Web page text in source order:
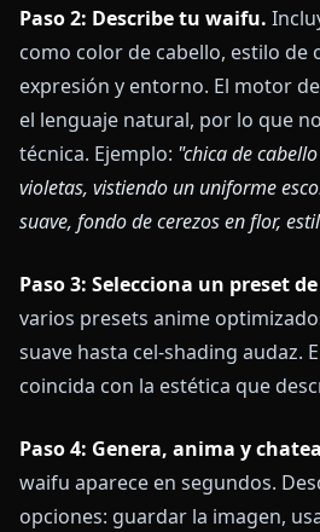
Paso 2: Describe tu waifu.
como color de cabello, estilo de
expresión y entorno. El motor
el lenguaje natural, por lo que
técnica. Ejemplo: "chica de
violetas, vistiendo un uniforme
suave, fondo de cerezos en flor,
Paso 3: Selecciona un preset
varios presets anime
suave hasta cel-shading audaz.
coincida con la estética que
Paso 4: Genera, anima y
waifu aparece en segundos.
opciones: guardar la imagen,